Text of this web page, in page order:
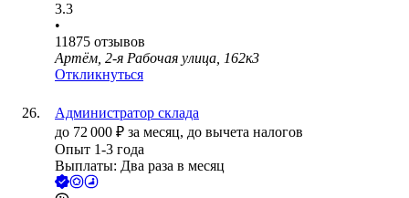
3.3
•
11875 отзывов
Артём, 2-я Рабочая улица, 162к3
Откликнуться
Администратор склада
до 72 000 ₽ за месяц, до вычета налогов
Опыт 1-3 года
Выплаты: Два раза в месяц